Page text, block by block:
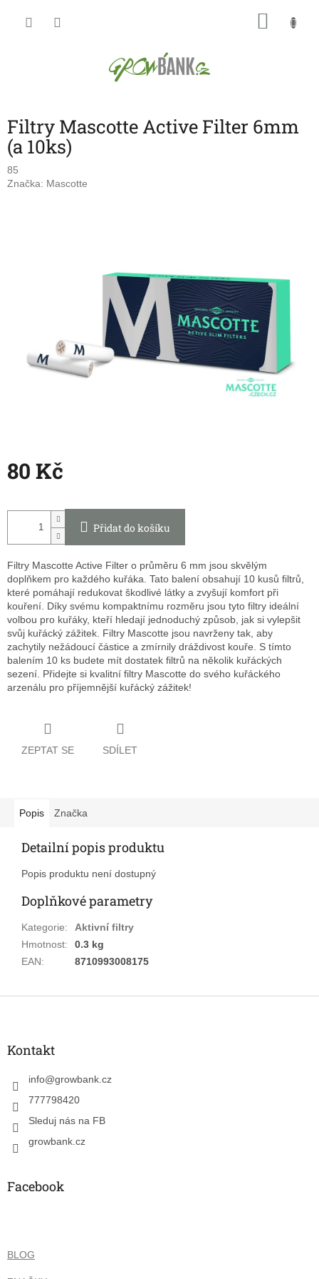
Filtry Mascotte Active Filter 6mm
(a 10ks)
85
Značka: Mascotte
80 Kč
cena:
Přidat do košíku
Filtry Mascotte Active Filter o průměru 6 mm jsou skvělým
doplňkem pro každého kuřáka. Tato balení obsahují 10 kusů filtrů,
které pomáhají redukovat škodlivé látky a zvyšují komfort při
kouření. Díky svému kompaktnímu rozměru jsou tyto filtry ideální
volbou pro kuřáky, kteří hledají jednoduchý způsob, jak si vylepšit
svůj kuřácký zážitek. Filtry Mascotte jsou navrženy tak, aby
zachytily nežádoucí částice a zmírnily dráždivost kouře. S tímto
balením 10 ks budete mít dostatek filtrů na několik kuřáckých
sezení. Přidejte si kvalitní filtry Mascotte do svého kuřáckého
arzenálu pro příjemnější kuřácký zážitek!
ZEPTAT SE SDÍLET
Popis Značka
Detailní popis produktu
Popis produktu není dostupný
Doplňkové parametry
Kategorie:
Aktivní filtry
Hmotnost:
0.3 kg
EAN: 8710993008175
Z
Kontakt
info@growbank.cz
777798420
Sleduj nás na FB
growbank.cz
Facebook
BLOG